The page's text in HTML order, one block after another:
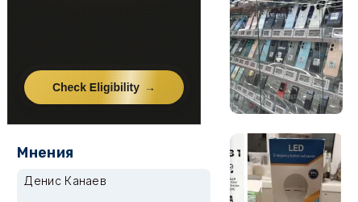
Мнения
Денис Канаев